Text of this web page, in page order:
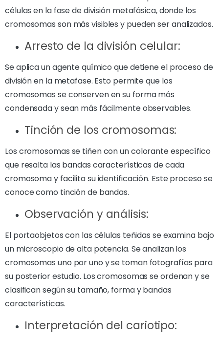
células en la fase de división metafásica, donde los
cromosomas son más visibles y pueden ser analizados.
Arresto de la división celular:
Se aplica un agente químico que detiene el proceso de
división en la metafase. Esto permite que los
cromosomas se conserven en su forma más
condensada y sean más fácilmente observables.
Tinción de los cromosomas:
Los cromosomas se tiñen con un colorante específico
que resalta las bandas características de cada
cromosoma y facilita su identificación. Este proceso se
conoce como tinción de bandas.
Observación y análisis:
El portaobjetos con las células teñidas se examina bajo
un microscopio de alta potencia. Se analizan los
cromosomas uno por uno y se toman fotografías para
su posterior estudio. Los cromosomas se ordenan y se
clasifican según su tamaño, forma y bandas
características.
Interpretación del cariotipo: